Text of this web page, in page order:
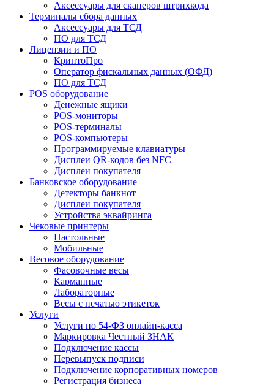
Аксессуары для сканеров штрихкода
Терминалы сбора данных
Аксессуары для ТСД
ПО для ТСД
Лицензии и ПО
КриптоПро
Оператор фискальных данных (ОФД)
ПО для ТСД
POS оборудование
Денежные ящики
POS-мониторы
POS-терминалы
POS-компьютеры
Программируемые клавиатуры
Дисплеи QR-кодов без NFC
Дисплеи покупателя
Банковское оборудование
Детекторы банкнот
Дисплеи покупателя
Устройства эквайринга
Чековые принтеры
Настольные
Мобильные
Весовое оборудование
Фасовочные весы
Карманные
Лабораторные
Весы с печатью этикеток
Услуги
Услуги по 54-ФЗ онлайн-касса
Маркировка Честный ЗНАК
Подключение кассы
Перевыпуск подписи
Подключение корпоративных номеров
Регистрация бизнеса